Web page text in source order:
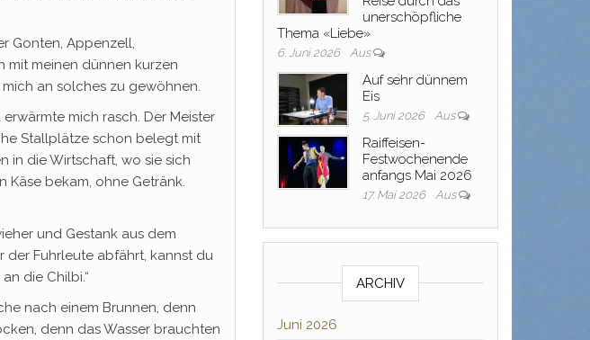
Gonten, Appenzell,
mit meinen dünnen kurzen
an solches zu gewöhnen.
mich rasch. Der Meister
Stallplätze schon belegt mit
in die Wirtschaft, wo sie sich
Käse bekam, ohne Getränk.
und Gestank aus dem
der Fuhrleute abfährt, kannst du
die Chilbi.“
nach einem Brunnen, denn
denn das Wasser brauchten
unerschöpfliche
Thema «Liebe»
6. Juni 2026 Aus
Auf sehr dünnem
Eis
5. Juni 2026 Aus
Raiffeisen-
Festwochenende
anfangs Mai 2026
17. Mai 2026 Aus
ARCHIV
Juni 2026